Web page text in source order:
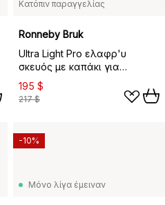
Κατόπιν παραγγελίας
Ronneby Bruk
Ultra Light Pro ελαφρ'υ
σκευός με καπάκι για
μαγείρεμα από μαντέμι, 6 L
195 $
217 $
Μόνο λίγα έμειναν
-10%